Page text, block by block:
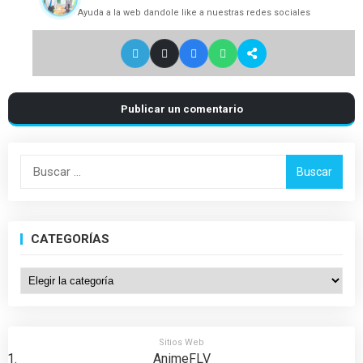
Ayuda a la web dandole like a nuestras redes sociales
Publicar un comentario
Buscar:
CATEGORÍAS
Categorías
Sitios Web
AnimeFLV